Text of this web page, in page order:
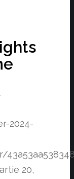
2024-
20,